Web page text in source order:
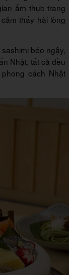
ẩm thực trang
thấy hài lòng
béo ngậy,
Nhật, tất cả đều
cách Nhật